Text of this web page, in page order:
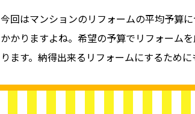
今回はマンションのリフォームの平均予算
かかりますよね。希望の予算でリフォーム
ります。納得出来るリフォームにするため